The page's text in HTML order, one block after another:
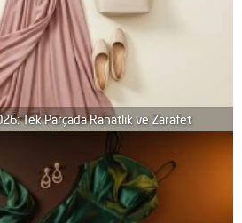
Tek Parçada Rahatlık ve Zarafet